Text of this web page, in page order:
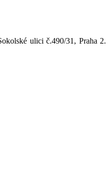
ulici č.490/31, Praha 2.